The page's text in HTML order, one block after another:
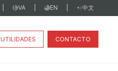
VA EN 中文
UTILIDADES CONTACTO